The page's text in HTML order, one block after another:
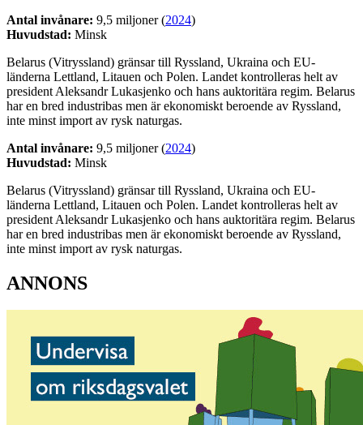
Antal invånare: 9,5 miljoner (2024)
Huvudstad: Minsk
Belarus (Vitryssland) gränsar till Ryssland, Ukraina och EU-
länderna Lettland, Litauen och Polen. Landet kontrolleras helt av
president Aleksandr Lukasjenko och hans auktoritära regim. Belarus
har en bred industribas men är ekonomiskt beroende av Ryssland,
inte minst import av rysk naturgas.
Antal invånare: 9,5 miljoner (2024)
Huvudstad: Minsk
Belarus (Vitryssland) gränsar till Ryssland, Ukraina och EU-
länderna Lettland, Litauen och Polen. Landet kontrolleras helt av
president Aleksandr Lukasjenko och hans auktoritära regim. Belarus
har en bred industribas men är ekonomiskt beroende av Ryssland,
inte minst import av rysk naturgas.
ANNONS